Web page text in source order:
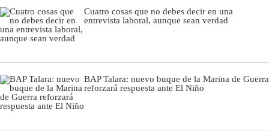
Cuatro cosas que no debes decir en una
entrevista laboral, aunque sean verdad
BAP Talara: nuevo buque de la Marina de Guerra
reforzará respuesta ante El Niño